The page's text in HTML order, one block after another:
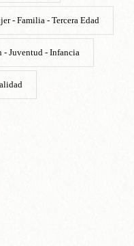
- Familia - Tercera Edad
- Juventud - Infancia